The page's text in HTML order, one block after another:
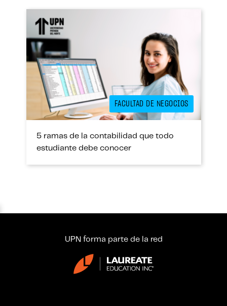
FACULTAD DE NEGOCIOS
5 ramas de la contabilidad que todo
estudiante debe conocer
UPN forma parte de la red